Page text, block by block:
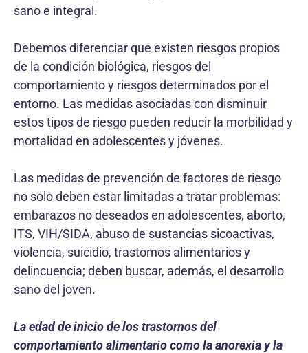
sano e integral.
Debemos diferenciar que existen riesgos propios
de la condición biológica, riesgos del
comportamiento y riesgos determinados por el
entorno. Las medidas asociadas con disminuir
estos tipos de riesgo pueden reducir la morbilidad y
mortalidad en adolescentes y jóvenes.
Las medidas de prevención de factores de riesgo
no solo deben estar limitadas a tratar problemas:
embarazos no deseados en adolescentes, aborto,
ITS, VIH/SIDA, abuso de sustancias sicoactivas,
violencia, suicidio, trastornos alimentarios y
delincuencia; deben buscar, además, el desarrollo
sano del joven.
La edad de inicio de los trastornos del
comportamiento alimentario como la anorexia y la